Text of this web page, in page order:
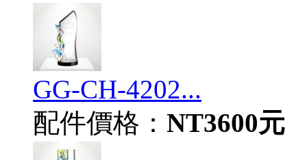
GG-CH-4202...
配件價格： NT3600元